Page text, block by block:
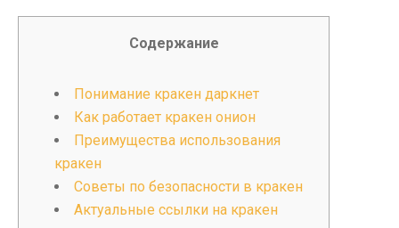
Содержание
Понимание кракен даркнет
Как работает кракен онион
Преимущества использования
кракен
Советы по безопасности в кракен
Актуальные ссылки на кракен